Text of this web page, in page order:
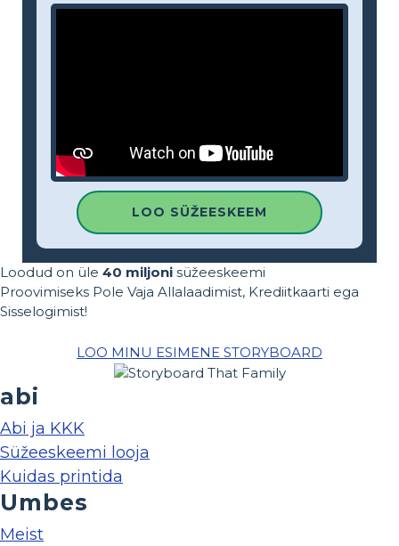
LOO SÜŽEESKEEM
Loodud on üle 40 miljoni süžeeskeemi
Proovimiseks Pole Vaja Allalaadimist, Krediitkaarti ega
Sisselogimist!
LOO MINU ESIMENE STORYBOARD
abi
Abi ja KKK
Süžeeskeemi looja
Kuidas printida
Umbes
Meist